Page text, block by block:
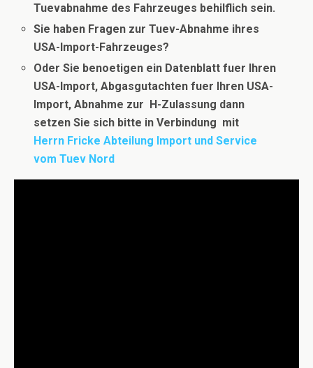
Tuevabnahme des Fahrzeuges behilflich sein.
Sie haben Fragen zur Tuev-Abnahme ihres
USA-Import-Fahrzeuges?
Oder Sie benoetigen ein Datenblatt fuer Ihren
USA-Import, Abgasgutachten fuer Ihren USA-
Import, Abnahme zur H-Zulassung dann
setzen Sie sich bitte in Verbindung mit
Herrn Fricke Abteilung Import und Service
vom Tuev Nord